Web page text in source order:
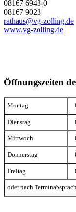
08167 6943-0
08167 9023
rathaus@vg-zolling.de
www.vg-zolling.de
Öffnungszeiten
Montag
Dienstag
Mittwoch
Donnerstag
Freitag
oder nach